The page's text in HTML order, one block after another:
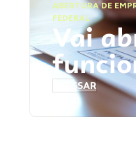
ABERTURA DE
FEDERAL
Vai
ACESSAR